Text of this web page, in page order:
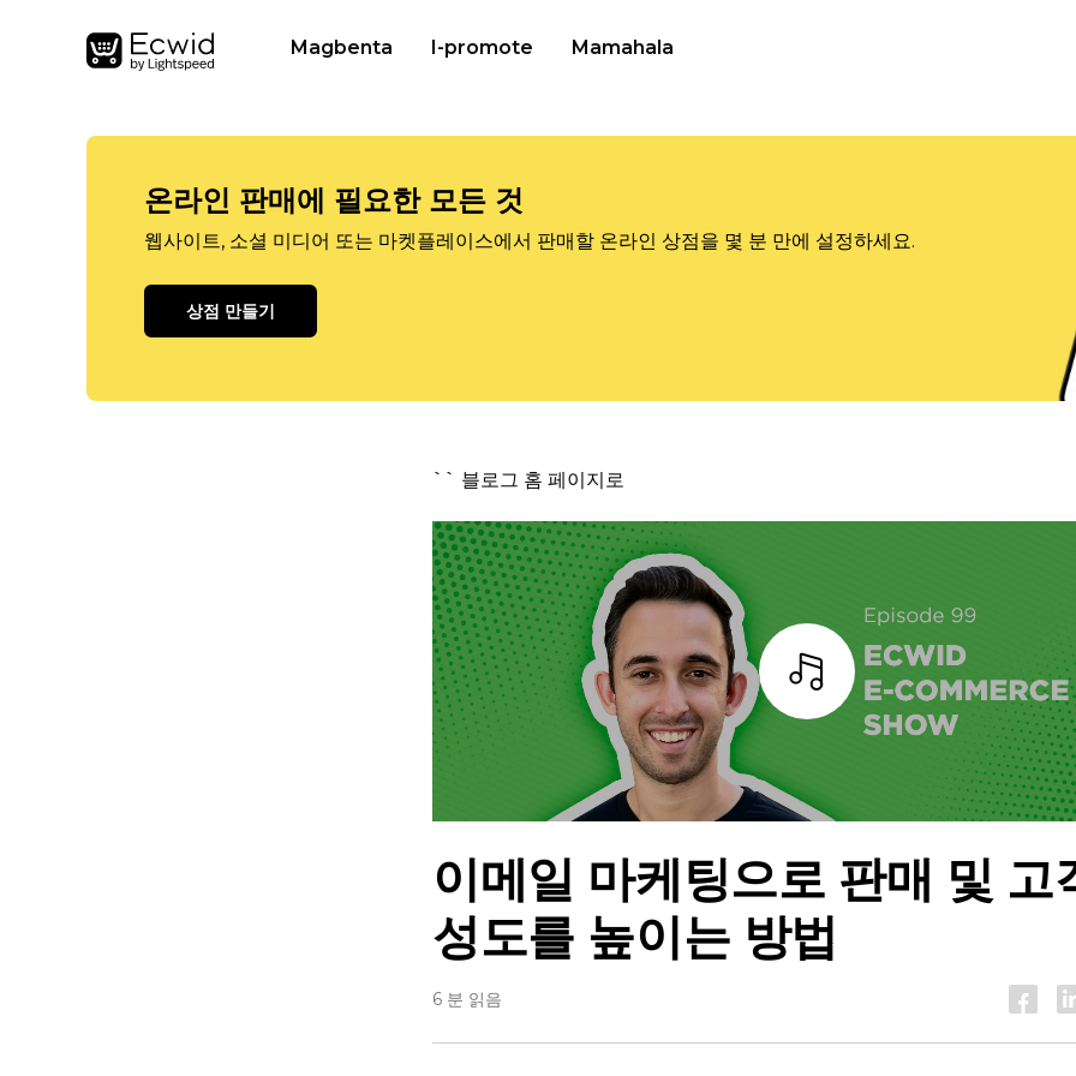
Magbenta I-promote Mamahala
온라인 판매에 필요한 모든 것
웹사이트, 소셜 미디어 또는 마켓플레이스에서 판매할 온라인 상점을 몇 분 만에 설정하세요.
상점 만들기
`` 블로그 홈 페이지로
이메일 마케팅으로 판매 및 고
성도를 높이는 방법
6 분 읽음